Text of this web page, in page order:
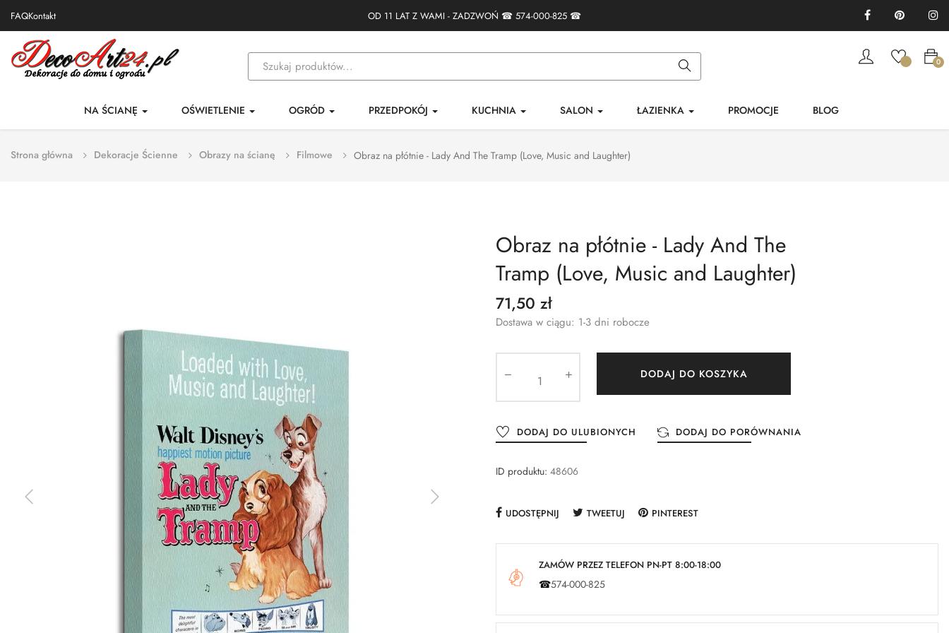
FAQKontakt OD 11 LAT Z WAMI - ZADZWOŃ ☎ 574-000-825 ☎ FacebookPinterest
0
NA ŚCIANĘ OŚWIETLENIE OGRÓD PRZEDPOKÓJ KUCHNIA SALON ŁAZIENKA PROMOCJE BLOG
Strona główna Dekoracje Ścienne Obrazy na ścianę Filmowe Obraz na płótnie - Lady And The Tramp (Love, Music and Laughter)
Obraz na płótnie - Lady And The
Tramp (Love, Music and Laughter)
71,50 zł
Dostawa w ciągu: 1-3 dni robocze
DODAJ DO KOSZYKA
DODAJ DO ULUBIONYCH DODAJ DO PORÓWNANIA
ID produktu: 48606
UDOSTĘPNIJ TWEETUJ PINTEREST
ZAMÓW PRZEZ TELEFON PN-PT 8:00-18:00
☎574-000-825